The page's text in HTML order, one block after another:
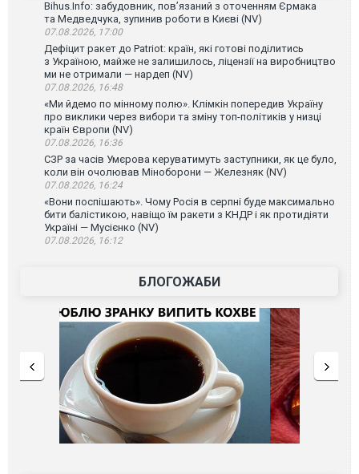
Bihus.Info: забудовник, пов’язаний з оточенням Єрмака
та Медведчука, зупинив роботи в Києві (NV)
07.08.2026, 17:00
Дефіцит ракет до Patriot: країн, які готові поділитись
з Україною, майже не залишилось, ліцензії на виробництво
ми не отримали — нардеп (NV)
07.08.2026, 16:48
«Ми йдемо по мінному полю». Клімкін попередив Україну
про виклики через вибори та зміну топ-політиків у низці
країн Європи (NV)
07.08.2026, 16:36
СЗР за часів Умєрова керуватимуть заступники, як це було,
коли він очолював Міноборони — Железняк (NV)
07.08.2026, 16:24
«Вони поспішають». Чому Росія в серпні буде максимально
бити балістикою, навіщо їм ракети з КНДР і як протидіяти
Україні — Мусієнко (NV)
07.08.2026, 16:12
БЛОГОЖАБИ